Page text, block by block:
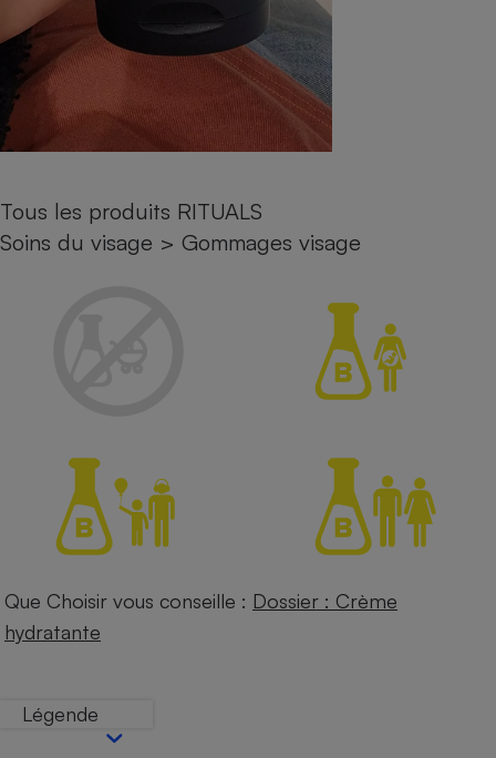
Tous les produits RITUALS
Soins du visage > Gommages visage
Que Choisir vous conseille : Dossier : Crème
hydratante
Légende
Complément
alimentaire
Assurance emprunteur
Petit électroménager -
Lave-linge
Plaque de cuisson à
Téléphone mobile -
Smartphone
Antimoustique